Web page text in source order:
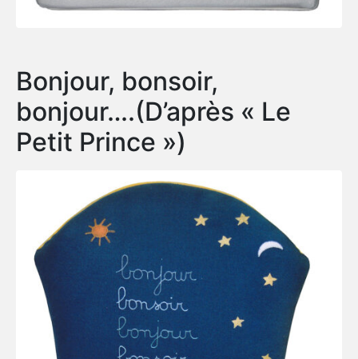
Bonjour, bonsoir,
bonjour….(D’après « Le
Petit Prince »)